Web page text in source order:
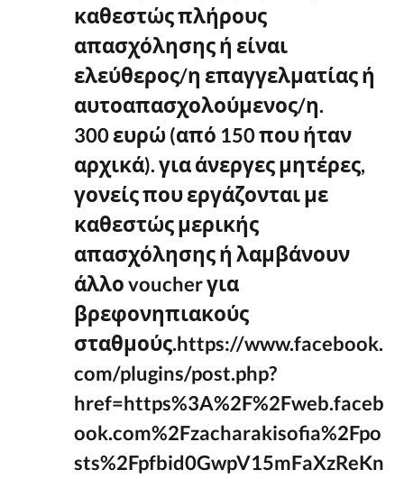
καθεστώς πλήρους
απασχόλησης ή είναι
ελεύθερος/η επαγγελματίας ή
αυτοαπασχολούμενος/η.
300 ευρώ (από 150 που ήταν
αρχικά). για άνεργες μητέρες,
γονείς που εργάζονται με
καθεστώς μερικής
απασχόλησης ή λαμβάνουν
άλλο voucher για
βρεφονηπιακούς
σταθμούς.https://www.facebook.
com/plugins/post.php?
href=https%3A%2F%2Fweb.faceb
ook.com%2Fzacharakisofia%2Fpo
sts%2Fpfbid0GwpV15mFaXzReKn